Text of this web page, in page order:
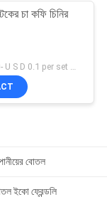
চা কফি চিনির
বোতল
ইকো ফ্রেন্ডলি